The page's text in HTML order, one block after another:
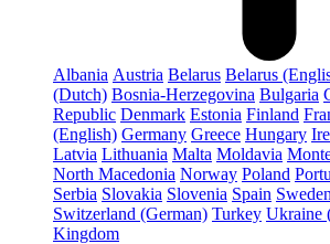
Albania Austria Belarus Belarus
(Dutch) Bosnia-Herzegovina Bulgaria
Republic Denmark Estonia Finland
(English) Germany Greece Hungary
Latvia Lithuania Malta Moldavia
North Macedonia Norway Poland
Serbia Slovakia Slovenia Spain Sweden
Switzerland (German) Turkey Ukraine
Kingdom